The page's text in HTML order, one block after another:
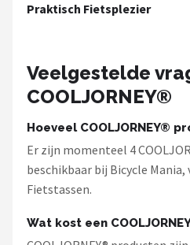
Praktisch Fietsplezier
Veelgestelde
COOLJORNEY®
Hoeveel COOLJORNEY®
Er zijn momenteel 4
beschikbaar bij Bicycle
Fietstassen.
Wat kost een